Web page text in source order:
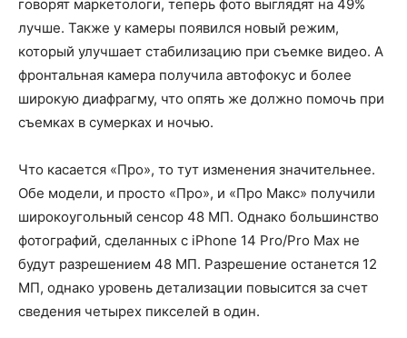
говорят маркетологи, теперь фото выглядят на 49%
лучше. Также у камеры появился новый режим,
который улучшает стабилизацию при съемке видео. А
фронтальная камера получила автофокус и более
широкую диафрагму, что опять же должно помочь при
съемках в сумерках и ночью.
Что касается «Про», то тут изменения значительнее.
Обе модели, и просто «Про», и «Про Макс» получили
широкоугольный сенсор 48 МП. Однако большинство
фотографий, сделанных с iPhone 14 Pro/Pro Max не
будут разрешением 48 МП. Разрешение останется 12
МП, однако уровень детализации повысится за счет
сведения четырех пикселей в один.